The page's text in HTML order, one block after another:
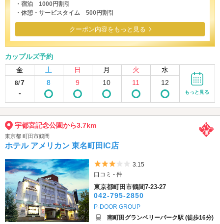
・宿泊 1000円割引
・休憩・サービスタイム 500円割引
クーポン内容をもっと見る
カップルズ予約
金
土 日 月 火 水
8/7
-
8 9 10 11 12
もっと見る
宇都宮記念公園から3.7km
東京都 町田市鶴間
ホテル アメリカン 東名町田IC店
5つ星のうち3
3.15
口コミ - 件
東京都町田市鶴間7-23-27
042-795-2850
P-DOOR GROUP
南町田グランベリーパーク駅 (徒歩16分)